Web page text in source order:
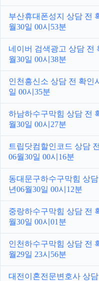
부산휴대폰성지 상담 전
월30일 00시53분
네이버 검색광고 상담 전
월30일 00시38분
인천흥신소 상담 전 확인
일 00시35분
하남하수구막힘 상담 전
월30일 00시27분
트립닷컴할인코드 상담
06월30일 00시16분
동대문구하수구막힘 상
년06월30일 00시12분
중랑하수구막힘 상담 전
월30일 00시01분
인천하수구막힘 상담 전
월29일 23시56분
대전이혼전문변호사 상